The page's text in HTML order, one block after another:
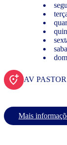
AV
Mais